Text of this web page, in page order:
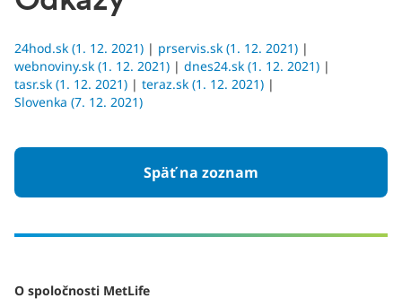
24hod.sk (1. 12. 2021) | prservis.sk (1. 12. 2021) |
webnoviny.sk (1. 12. 2021) | dnes24.sk (1. 12. 2021) |
tasr.sk (1. 12. 2021) | teraz.sk (1. 12. 2021) |
Slovenka (7. 12. 2021)
Späť na zoznam
O spoločnosti MetLife